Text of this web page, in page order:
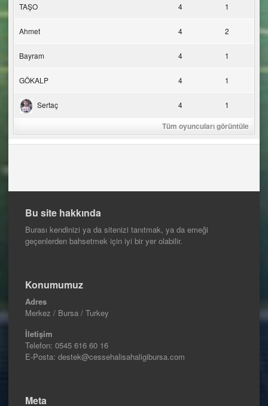
TAŞO 4 1
Ahmet 4 2
Bayram 4 1
GÖKALP 4 1
Sertaç 4 1
Tüm oyuncuları görüntüle
Bu site hakkında
Burası kendinizi ya da sitenizi tanıtmak, ya da emeği
geçenlerden bahsetmek için iyi bir yer olabilir.
Konumumuz
Adres
Merkez / Bursa / Turkey
İletişim
Telefon: 0545 616 60 16
E-Posta: destek@cessehalisahaligibursa.com
Meta